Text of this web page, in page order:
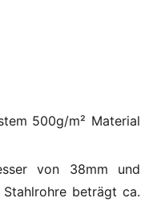
500g/m² Material
von 38mm und
beträgt ca.